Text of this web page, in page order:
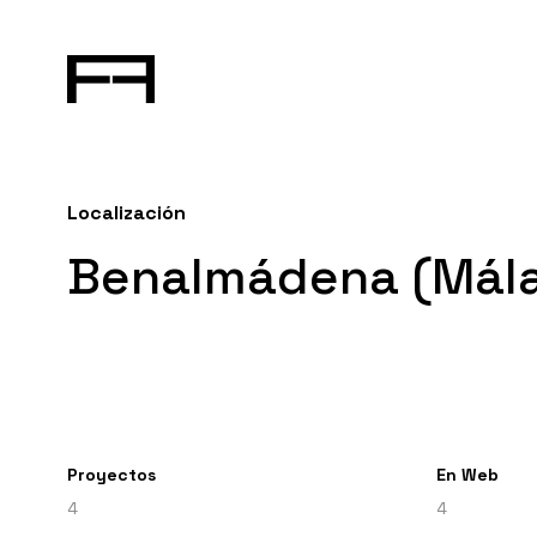
Localización
Benalmádena
Proyectos
4
En Web
4